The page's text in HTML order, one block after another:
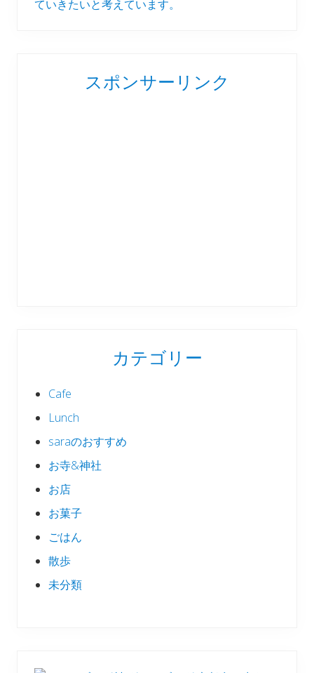
ていきたいと考えています。
スポンサーリンク
カテゴリー
Cafe
Lunch
saraのおすすめ
お寺&神社
お店
お菓子
ごはん
散歩
未分類